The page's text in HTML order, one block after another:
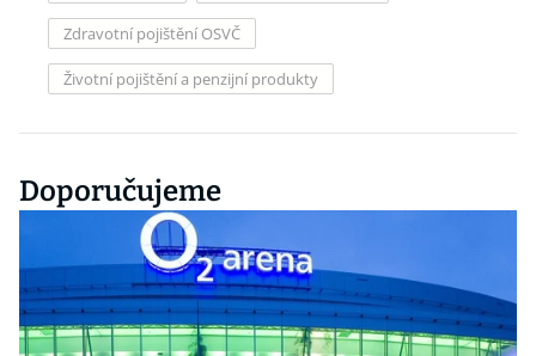
Zdravotní pojištění OSVČ
Životní pojištění a penzijní produkty
Doporučujeme